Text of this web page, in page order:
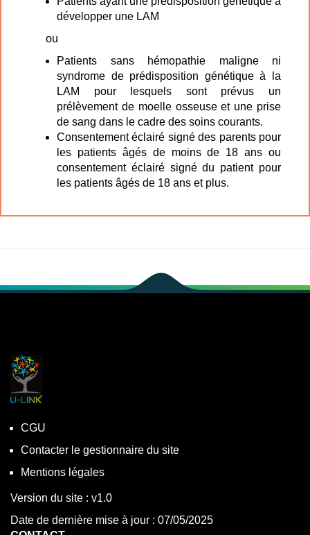
développer une LAM
ou
Patients sans hémopathie maligne ni
syndrome de prédisposition génétique à la
LAM pour lesquels sont prévus un
prélèvement de moelle osseuse et une prise
de sang dans le cadre des soins courants.
Consentement éclairé signé des parents pour
les patients âgés de moins de 18 ans ou
consentement éclairé signé du patient pour
les patients âgés de 18 ans et plus.
CGU
Contacter le gestionnaire du site
Mentions légales
Version du site : v1.0
Date de dernière mise à jour : 07/05/2025